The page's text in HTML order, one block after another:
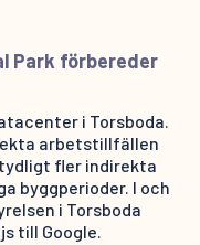
Park förbereder
i Torsboda.
arbetstillfällen
fler indirekta
byggperioder. I och
i Torsboda
till Google.